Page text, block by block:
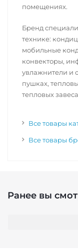
помещениях.
Бренд
технике:
мобильные
конвекторы,
увлажнители и
пушках,
тепловых
Все товары
Все товары
Ранее вы